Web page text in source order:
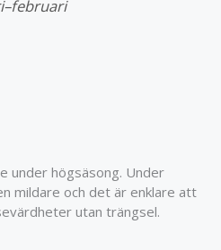
under högsäsong. Under
mildare och det är enklare att
utan trängsel.